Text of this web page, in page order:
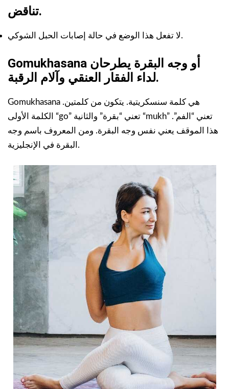
تناقض.
لا تفعل هذا الوضع في حالة إصابات الحبل الشوكي.
Gomukhasana أو وجه البقرة يطرحان
لداء الفقار العنقي وآلام الرقبة.
Gomukhasana هي كلمة سنسكريتية. يتكون من كلمتين.
الكلمة الأولى “go” تعني “بقرة” والثانية “mukh” تعني “الفم”.
هذا الموقف يعني نفس وجه البقرة. ومن المعروف باسم وجه
البقرة في الإنجليزية.